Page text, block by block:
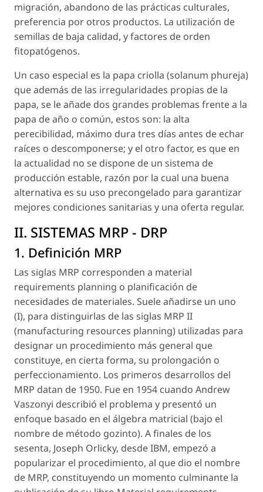
migración, abandono de las prácticas culturales,
preferencia por otros productos. La utilización de
semillas de baja calidad, y factores de orden
fitopatógenos.
Un caso especial es la papa criolla (solanum phureja)
que además de las irregularidades propias de la
papa, se le añade dos grandes problemas frente a la
papa de año o común, estos son: la alta
perecibilidad, máximo dura tres días antes de echar
raíces o descomponerse; y el otro factor, es que en
la actualidad no se dispone de un sistema de
producción estable, razón por la cual una buena
alternativa es su uso precongelado para garantizar
mejores condiciones sanitarias y una oferta regular.
II. SISTEMAS MRP - DRP
1. Definición MRP
Las siglas MRP corresponden a material
requirements planning o planificación de
necesidades de materiales. Suele añadirse un uno
(I), para distinguirlas de las siglas MRP II
(manufacturing resources planning) utilizadas para
designar un procedimiento más general que
constituye, en cierta forma, su prolongación o
perfeccionamiento. Los primeros desarrollos del
MRP datan de 1950. Fue en 1954 cuando Andrew
Vaszonyi describió el problema y presentó un
enfoque basado en el álgebra matricial (bajo el
nombre de método gozinto). A finales de los
sesenta, Joseph Orlicky, desde IBM, empezó a
popularizar el procedimiento, al que dio el nombre
de MRP, constituyendo un momento culminante la